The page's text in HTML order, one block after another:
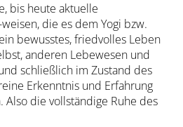
bis heute aktuelle
die es dem Yogi bzw.
bewusstes, friedvolles Leben
anderen Lebewesen und
schließlich im Zustand des
Erkenntnis und Erfahrung
Also die vollständige Ruhe des